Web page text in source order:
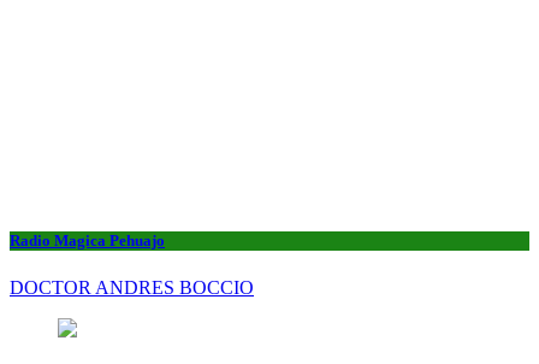
Radio Magica Pehuajo
DOCTOR ANDRES BOCCIO